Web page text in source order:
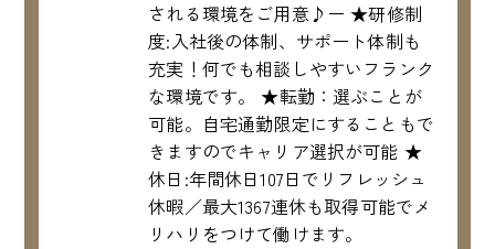
される環境をご用意♪ー ★研修制
度:入社後の体制、サポート体制も
充実！何でも相談しやすいフランク
な環境です。 ★転勤：選ぶことが
可能。自宅通勤限定にすることもで
きますのでキャリア選択が可能 ★
休日:年間休日107日でリフレッシュ
休暇／最大1367連休も取得可能でメ
リハリをつけて働けます。